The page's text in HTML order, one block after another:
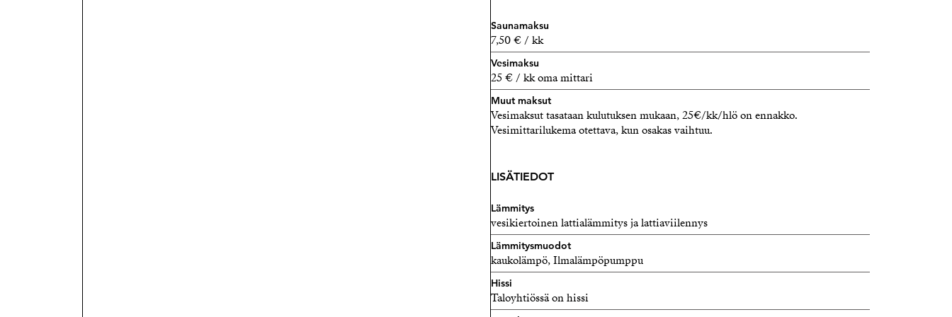
Saunamaksu
7,50 € / kk
Vesimaksu
25 € / kk oma mittari
Muut maksut
Vesimaksut tasataan kulutuksen mukaan, 25€/kk/hlö on ennakko.
Vesimittarilukema otettava, kun osakas vaihtuu.
LISÄTIEDOT
Lämmitys
vesikiertoinen lattialämmitys ja lattiaviilennys
Lämmitysmuodot
kaukolämpö, Ilmalämpöpumppu
Hissi
Taloyhtiössä on hissi